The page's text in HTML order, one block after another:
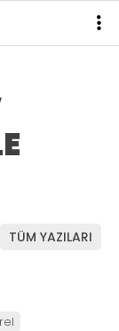
TÜM YAZILARI